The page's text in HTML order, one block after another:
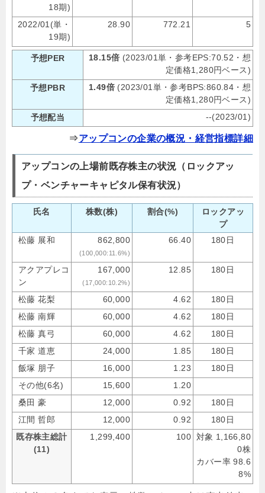
18期)
2022/01(単・
19期)
28.90 772.21 5
予想PER 18.15倍 (2023/01単・参考EPS:70.52・想
定価格1,280円ベース)
予想PBR
1.49倍 (2023/01単・参考BPS:860.84・想
定価格1,280円ベース)
予想配当
--(2023/01)
⇒アップコンの企業の概況・経営指標詳細
アップコンの上場前既存株主の状況（ロックアッ
プ・ベンチャーキャピタル保有状況）
氏名 株数(株) 割合(%)
ロックアッ
プ
松藤 展和
862,800
(100,000:11.6%)
66.40 180日
アクアプレコ
ン
167,000
(17,000:10.2%)
12.85 180日
松藤 花梨 60,000 4.62
180日
松藤 南輝
60,000 4.62
180日
松藤 真弓
60,000 4.62
180日
千家 道恵
24,000 1.85
180日
飯塚 朋子
16,000 1.23
180日
その他(6名)
15,600
1.20
桑田 豪
12,000 0.92
180日
江間 哲郎
12,000 0.92
180日
既存株主総計
(11)
1,299,400 100 対象 1,166,80
0株
カバー率 98.6
8%